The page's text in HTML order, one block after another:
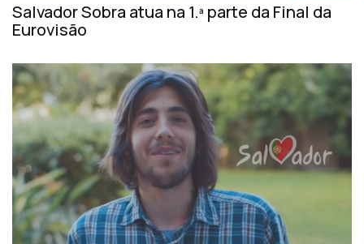
Salvador Sobra atua na 1.ª parte da Final da
Eurovisão